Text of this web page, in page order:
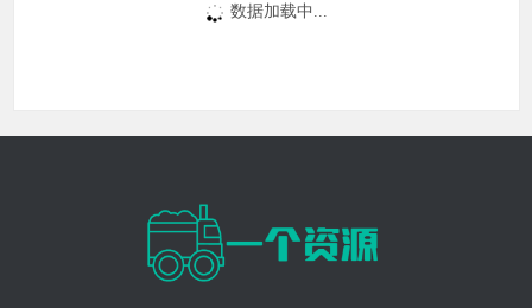
数据加载中...